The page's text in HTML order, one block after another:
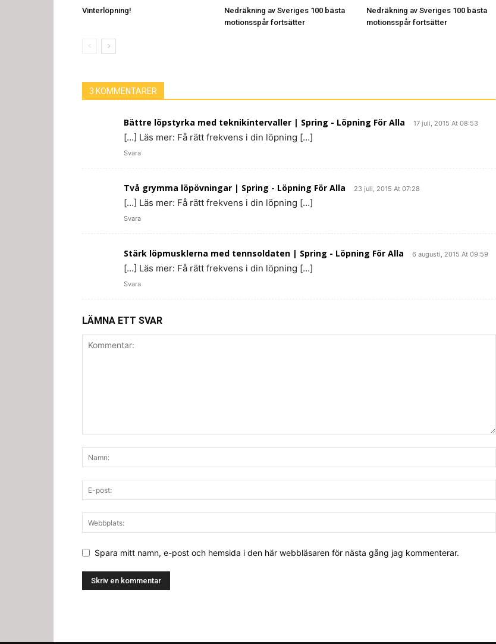
Vinterlöpning!
Nedräkning av Sveriges 100 bästa
motionsspår fortsätter
Nedräkning av Sveriges 100 bästa
motionsspår fortsätter
3 KOMMENTARER
Bättre löpstyrka med teknikintervaller | Spring - Löpning För Alla 17 juli, 2015 At 08:53
[…] Läs mer: Få rätt frekvens i din löpning […]
Svara
Två grymma löpövningar | Spring - Löpning För Alla 23 juli, 2015 At 07:28
[…] Läs mer: Få rätt frekvens i din löpning […]
Svara
Stärk löpmusklerna med tennsoldaten | Spring - Löpning För Alla 6 augusti, 2015 At 09:59
[…] Läs mer: Få rätt frekvens i din löpning […]
Svara
LÄMNA ETT SVAR
Spara mitt namn, e-post och hemsida i den här webbläsaren för nästa gång jag kommenterar.